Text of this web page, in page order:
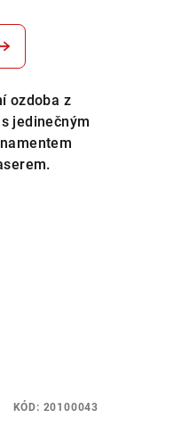
ozdoba z
jedinečným
KÓD: 20100043